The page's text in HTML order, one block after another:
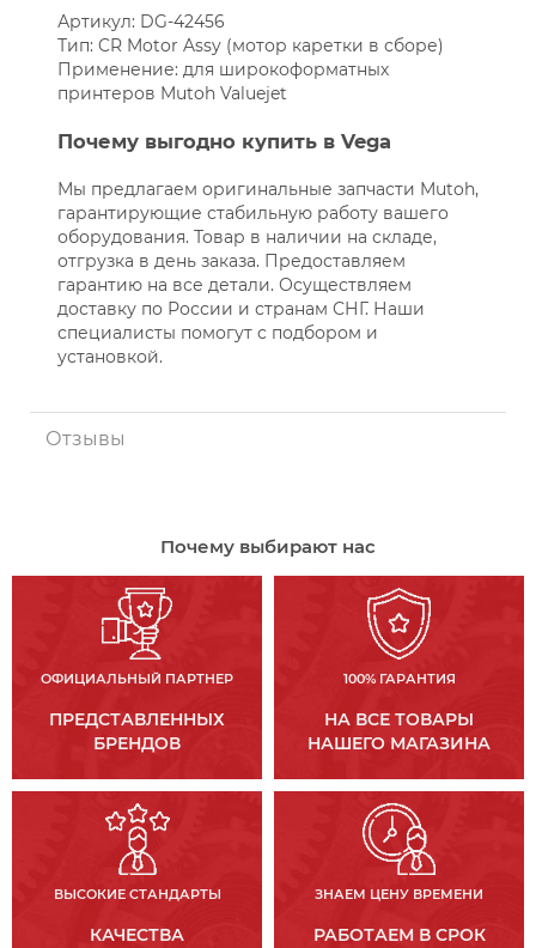
Артикул: DG-42456
Тип: CR Motor Assy (мотор каретки в сборе)
Применение: для широкоформатных
принтеров Mutoh Valuejet
Почему выгодно купить в Vega
Мы предлагаем оригинальные запчасти Mutoh,
гарантирующие стабильную работу вашего
оборудования. Товар в наличии на складе,
отгрузка в день заказа. Предоставляем
гарантию на все детали. Осуществляем
доставку по России и странам СНГ. Наши
специалисты помогут с подбором и
установкой.
Отзывы
Почему выбирают нас
ОФИЦИАЛЬНЫЙ ПАРТНЕР
ПРЕДСТАВЛЕННЫХ
БРЕНДОВ
100% ГАРАНТИЯ
НА ВСЕ ТОВАРЫ
НАШЕГО МАГАЗИНА
ВЫСОКИЕ СТАНДАРТЫ
КАЧЕСТВА
ЗНАЕМ ЦЕНУ ВРЕМЕНИ
РАБОТАЕМ В СРОК